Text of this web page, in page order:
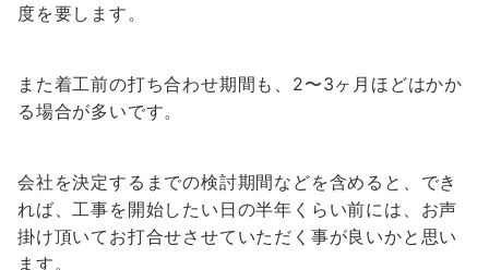
度を要します。
また着工前の打ち合わせ期間も、2〜3ヶ月ほどはかか
る場合が多いです。
会社を決定するまでの検討期間などを含めると、でき
れば、工事を開始したい日の半年くらい前には、お声
掛け頂いてお打合せさせていただく事が良いかと思い
ます。